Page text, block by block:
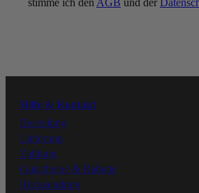
stimme ich den AGB und der
Instagram
Hilfe & Kontakt
Bestellung
Lieferung
Zahlung
Gutscheine & Rabatte
Rücksendung